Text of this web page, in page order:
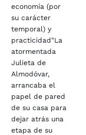
economía (por
su carácter
temporal) y
practicidad"La
atormentada
Julieta de
Almodóvar,
arrancaba el
papel de pared
de su casa para
dejar atrás una
etapa de su